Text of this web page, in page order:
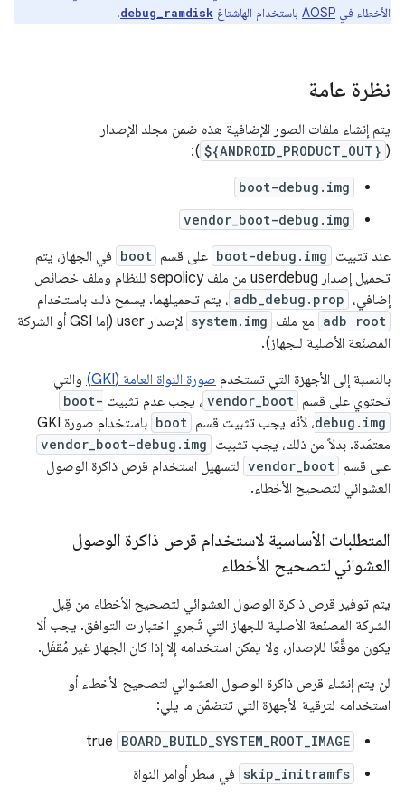
الأخطاء في AOSP باستخدام الهاشتاغ debug_ramdisk
.
نظرة عامة
يتم إنشاء ملفات الصور الإضافية هذه ضمن مجلد الإصدار
(
${ANDROID_PRODUCT_OUT}
):
boot-debug.img
vendor_boot-debug.img
عند تثبيت boot-debug.img على قسم boot في الجهاز، يتم
تحميل إصدار userdebug من ملف sepolicy للنظام وملف خصائص
إضافي، adb_debug.prop ، يتم تحميلهما. يسمح ذلك باستخدام
adb root مع ملف system.img
لإصدار user (إما GSI أو الشركة
المصنّعة الأصلية للجهاز).
بالنسبة إلى الأجهزة التي تستخدم صورة النواة العامة (GKI)
والتي
تحتوي على قسم vendor_boot ، يجب عدم تثبيت boot-
debug.img، لأنّه يجب تثبيت قسم boot
باستخدام صورة GKI
معتمَدة. بدلاً من ذلك، يجب تثبيت vendor_boot-debug.img
على قسم vendor_boot لتسهيل استخدام قرص ذاكرة الوصول
العشوائي لتصحيح الأخطاء.
المتطلبات الأساسية لاستخدام قرص ذاكرة الوصول
العشوائي لتصحيح الأخطاء
يتم توفير قرص ذاكرة الوصول العشوائي لتصحيح الأخطاء من قِبل
الشركة المصنّعة الأصلية للجهاز التي تُجري اختبارات التوافق. يجب ألا
يكون موقَّعًا للإصدار، ولا يمكن استخدامه إلا إذا كان الجهاز غير مُقفَل.
لن يتم إنشاء قرص ذاكرة الوصول العشوائي لتصحيح الأخطاء أو
استخدامه لترقية الأجهزة التي تتضمّن ما يلي:
BOARD_BUILD_SYSTEM_ROOT_IMAGE
skip_initramfs في سطر أوامر النواة